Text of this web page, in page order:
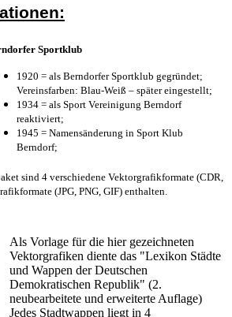
Sportklub
1920 = als Berndorfer Sportklub gegründet;
Vereinsfarben: Blau-Weiß – später eingestellt;
1934 = als Sport Vereinigung Berndorf
reaktiviert;
1945 = Namensänderung in Sport Klub
Berndorf;
sind 4 verschiedene Vektorgrafikformate (CDR,
(JPG, PNG, GIF) enthalten.
Als Vorlage für die hier gezeichneten
Vektorgrafiken diente das "Lexikon Städte
und Wappen der Deutschen
Demokratischen Republik" (2.
neubearbeitete und erweiterte Auflage)
Jedes Stadtwappen liegt in 4